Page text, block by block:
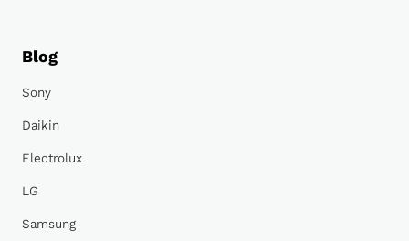
Blog
Sony
Daikin
Electrolux
LG
Samsung